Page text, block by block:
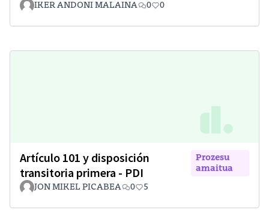
IKER ANDONI MALAINA 0 0
Artículo 101 y disposición
transitoria primera - PDI
Prozesu
amaitua
JON MIKEL PICABEA 0 5